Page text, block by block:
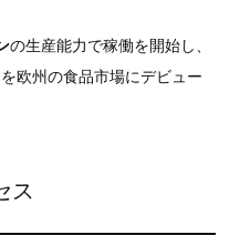
の生産能力で稼働を開始し、
欧州の食品市場にデビュー
ス